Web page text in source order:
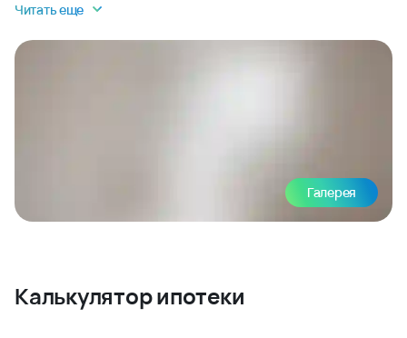
Читать еще
Галерея
Калькулятор ипотеки